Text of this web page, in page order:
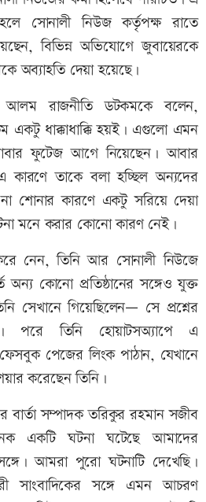
সোনালী নিউজ কর্তৃপক্ষ রাতে
বিভিন্ন অভিযোগে জুবায়েরকে
অব্যাহতি দেয়া হয়েছে।
আলম রাজনীতি ডটকমকে বলেন,
একটু ধাক্কাধাক্কি হয়ই। এগুলো এমন
ফুটেজ আগে নিয়েছেন। আবার
তাকে বলা হচ্ছিল অন্যদের
শোনার কারণে একটু সরিয়ে দেয়া
মনে করার কোনো কারণ নেই।
নেন, তিনি আর সোনালী নিউজে
কোনো প্রতিষ্ঠানের সঙ্গেও যুক্ত
সেখানে গিয়েছিলেন— সে প্রশ্নের
পরে তিনি হোয়াটসঅ্যাপে এ
পেজের লিংক পাঠান, যেখানে
করেছেন তিনি।
বার্তা সম্পাদক তরিকুর রহমান সজীব
একটি ঘটনা ঘটেছে আমাদের
সঙ্গে। আমরা পুরো ঘটনাটি দেখেছি।
সাংবাদিকের সঙ্গে এমন আচরণ